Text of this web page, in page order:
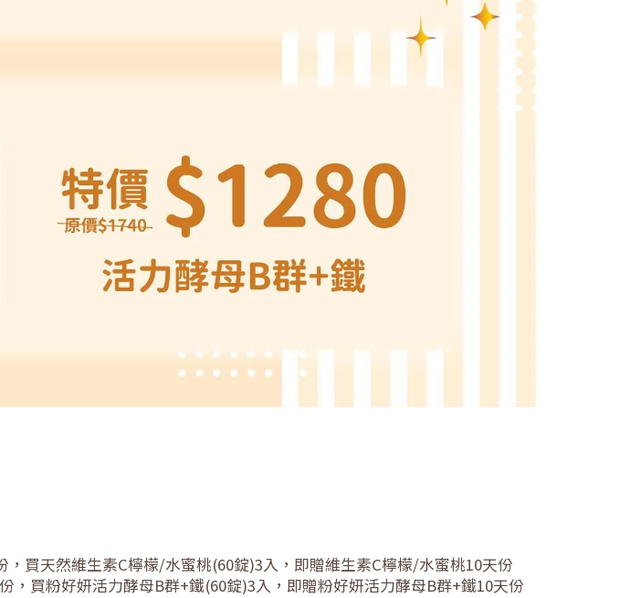
買天然維生素C檸檬/水蜜桃(60錠)3入，即贈維生素C檸檬/水蜜桃10天份
買粉好妍活力酵母B群+鐵(60錠)3入，即贈粉好妍活力酵母B群+鐵10天份